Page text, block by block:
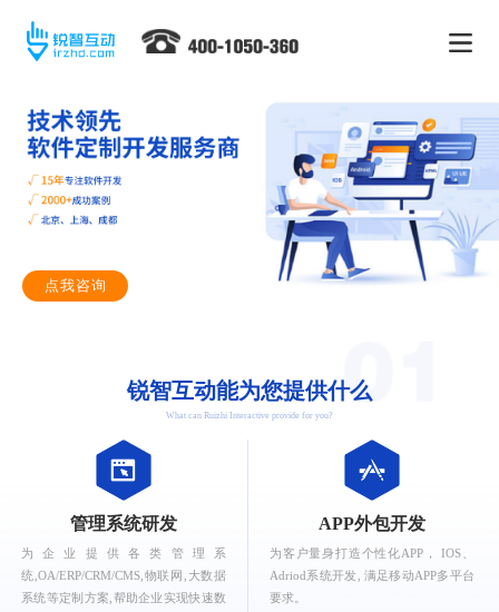
点我咨询
锐智互动能为您提供什么
What can Ruizhi Interactive provide for you?
管理系统研发
为企业提供各类管理系
统,OA/ERP/CRM/CMS,物联网,大数据
系统等定制方案,帮助企业实现快速数
APP外包开发
为客户量身打造个性化APP， IOS、
Adriod系统开发, 满足移动APP多平台
要求。